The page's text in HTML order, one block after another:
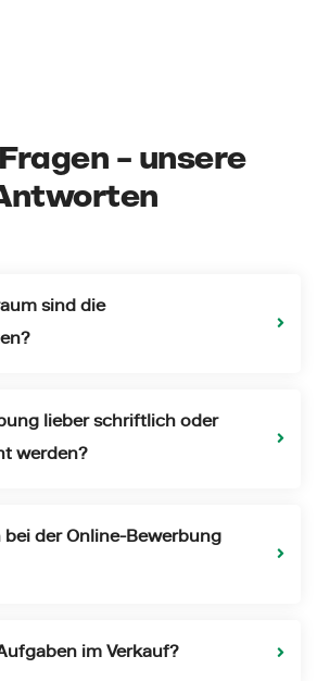
– unsere
sind die
lieber schriftlich oder
werden?
der Online-Bewerbung
im Verkauf?